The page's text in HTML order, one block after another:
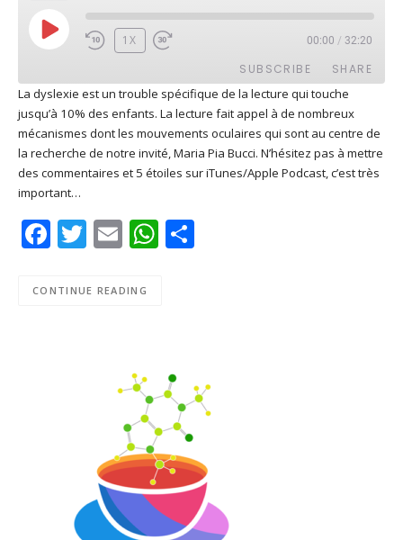
PLAY
EPISODE
1X 00:00 / 32:20
SUBSCRIBE SHARE
Apple Podcasts Deezer
Google Play PocketCasts
Podcast Addict RSS
RSS FEED
SHARE
LINK
EMBED
La dyslexie est un trouble spécifique de la lecture qui touche
jusqu’à 10% des enfants. La lecture fait appel à de nombreux
mécanismes dont les mouvements oculaires qui sont au centre de
la recherche de notre invité, Maria Pia Bucci. N’hésitez pas à mettre
des commentaires et 5 étoiles sur iTunes/Apple Podcast, c’est très
important…
Facebook
Twitter
EmailWhatsApp
CONTINUE READING